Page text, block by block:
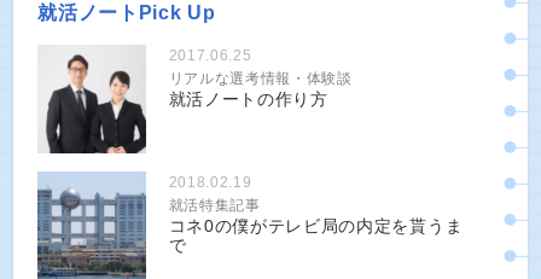
就活ノートPick Up
2017.06.25
リアルな選考情報・体験談
就活ノートの作り方
2018.02.19
就活特集記事
コネ0の僕がテレビ局の内定を貰うま
で